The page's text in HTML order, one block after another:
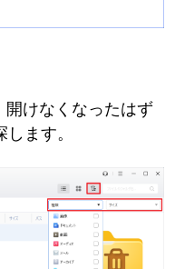
けなくなったはず
ます。